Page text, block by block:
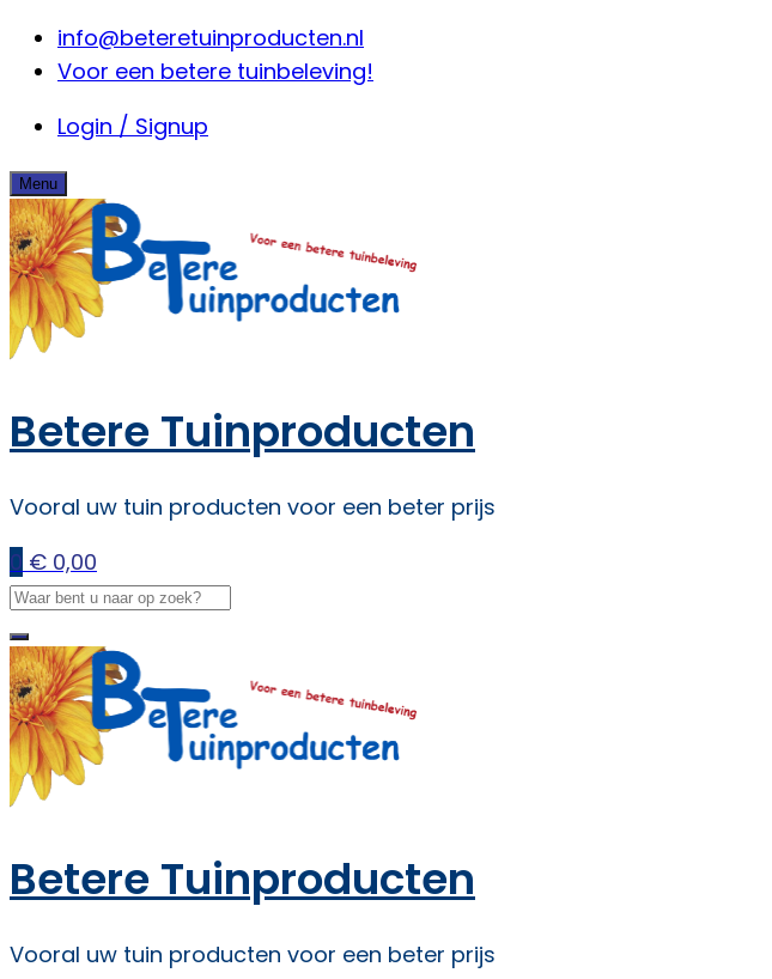
Skip info@beteretuinproducten.nl
Voor een betere tuinbeleving!
Login / Signup
Menu
Betere Tuinproducten
Vooral uw tuin producten voor een beter prijs
0 € 0,00
Betere Tuinproducten
Vooral uw tuin producten voor een beter prijs